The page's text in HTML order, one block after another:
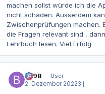
machen sollst würde ich die
nicht schaden. Ausserdem
Zwischenprüfungen machen.
die Fragen relevant sind ,
Lehrbuch lesen. Viel Erfolg
be98
User
2. Dezember 20223 j